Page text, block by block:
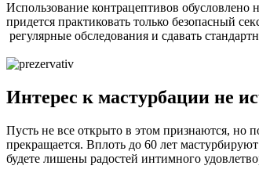
Использование контрацептивов обусловлено
придется практиковать только безопасный
регулярные обследования и сдавать
Интерес к мастурбации не
Пусть не все открыто в этом признаются, но
прекращается. Вплоть до 60 лет
будете лишены радостей интимного